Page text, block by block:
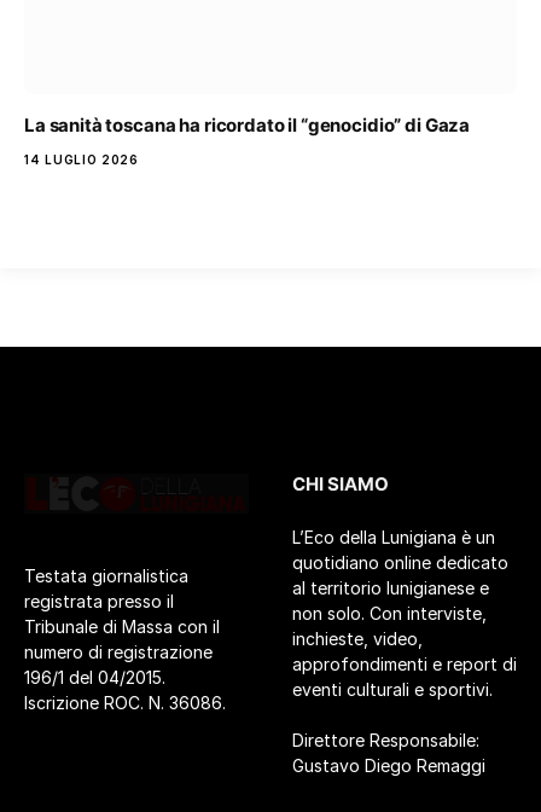
La sanità toscana ha ricordato il “genocidio” di Gaza
14 LUGLIO 2026
Testata giornalistica
registrata presso il
Tribunale di Massa con il
numero di registrazione
196/1 del 04/2015.
Iscrizione ROC. N. 36086.
CHI SIAMO
L’Eco della Lunigiana è un
quotidiano online dedicato
al territorio lunigianese e
non solo. Con interviste,
inchieste, video,
approfondimenti e report di
eventi culturali e sportivi.
Direttore Responsabile:
Gustavo Diego Remaggi